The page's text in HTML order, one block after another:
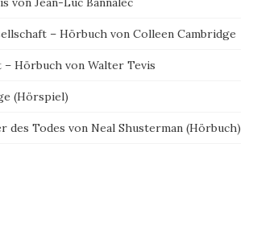
– Hörbuch von Colleen Cambridge
– Hörbuch von Walter Tevis
(Hörspiel)
des Todes von Neal Shusterman (Hörbuch)